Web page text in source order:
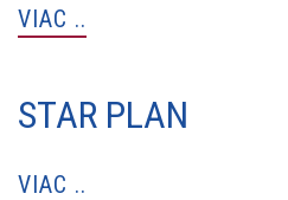
VIAC ..
STAR PLAN
VIAC ..